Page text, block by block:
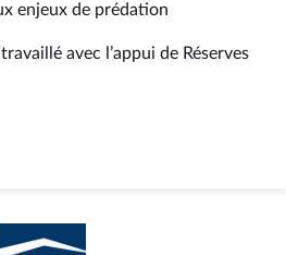
enjeux de prédation
avec l’appui de Réserves